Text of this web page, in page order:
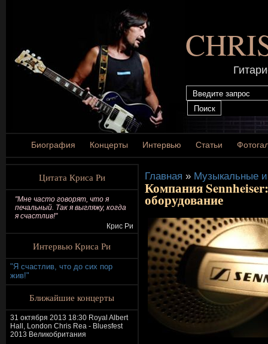
Биография Концерты Интервью Статьи
Цитата Криса Ри
"Мне часто говорят, что я
печальный. Так я выгляжу, когда
я счастлив!"
Крис Ри
Интервью Криса Ри
"Я счастлив, что до сих пор
жив!"
Ближайшие концерты
31 октября 2013 18:30 Royal Albert
Hall, London Chris Rea - Bluesfest
2013 Великобритания
Главная » Музыкальные
Компания
оборудование